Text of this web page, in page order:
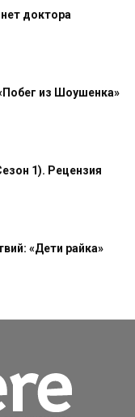
доктора
из Шоушенка»
1). Рецензия
«Дети райка»